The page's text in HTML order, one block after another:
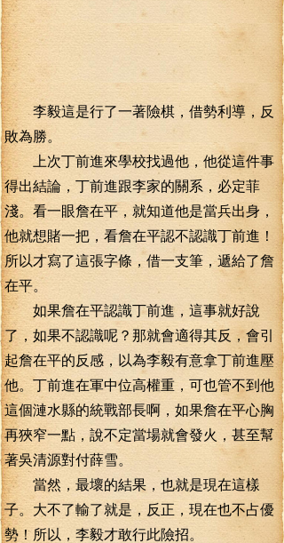
李毅這是行了一著險棋，借勢利導，反
敗為勝。
上次丁前進來學校找過他，他從這件事
得出結論，丁前進跟李家的關系，必定菲
淺。看一眼詹在平，就知道他是當兵出身，
他就想賭一把，看詹在平認不認識丁前進！
所以才寫了這張字條，借一支筆，遞給了詹
在平。
如果詹在平認識丁前進，這事就好說
了，如果不認識呢？那就會適得其反，會引
起詹在平的反感，以為李毅有意拿丁前進壓
他。丁前進在軍中位高權重，可也管不到他
這個漣水縣的統戰部長啊，如果詹在平心胸
再狹窄一點，說不定當場就會發火，甚至幫
著吳清源對付薛雪。
當然，最壞的結果，也就是現在這樣
子。大不了輸了就是，反正，現在也不占優
勢！所以，李毅才敢行此險招。